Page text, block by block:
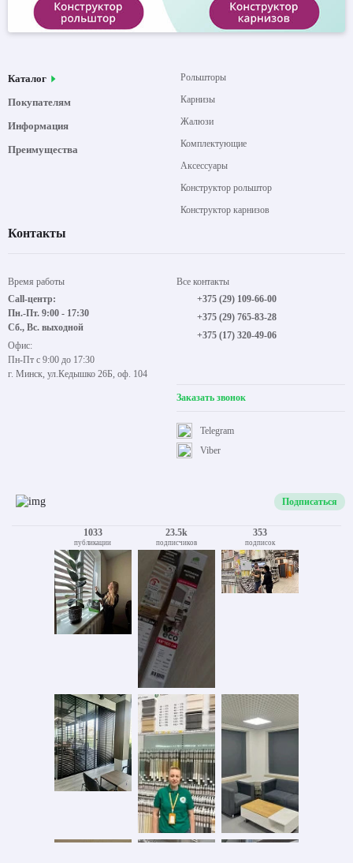
Каталог
Покупателям
Информация
Преимущества
Рольшторы
Карнизы
Жалюзи
Комплектующие
Аксессуары
Конструктор рольштор
Конструктор карнизов
Контакты
Время работы
Call-центр:
Пн.-Пт. 9:00 - 17:30
Сб., Вс. выходной
Офис:
Пн-Пт с 9:00 до 17:30
г. Минск, ул.Кедышко 26Б, оф. 104
Все контакты
+375 (29) 109-66-00
+375 (29) 765-83-28
+375 (17) 320-49-06
Заказать звонок
Viber
Telegram
Подписаться
1033
публикации
23.5k
подписчиков
353
подписок